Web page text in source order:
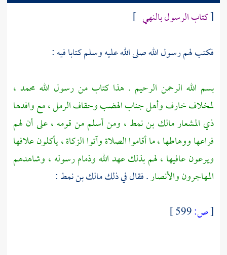
[كتاب الرسول بالنهي ]
فكتب لهم رسول الله صلى الله عليه وسلم كتابا فيه :
بسم الله الرحمن الرحيم . هذا كتاب من رسول الله محمد ،
لمخلاف خارف وأهل جناب الهضب وحقاف الرمل ، مع وافدها
ذي المشعار مالك بن نمط ، ومن أسلم من قومه ، على أن لهم
فراعها ووهاطها ، ما أقاموا الصلاة وآتوا الزكاة ، يأكلون علافها
ويرعون عافيها ، لهم بذلك عهد الله وذمام رسوله ، وشاهدهم
المهاجرونوالأنصار. فقال في ذلكمالك بن نمط:
[ص: